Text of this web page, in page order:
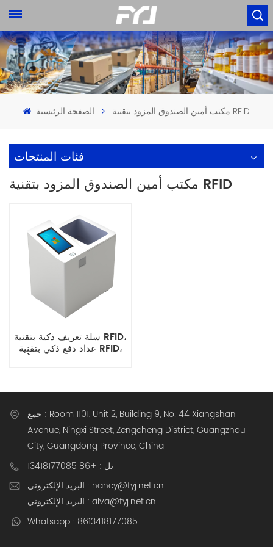
الصفحة الرئيسية مكتب أمين الصندوق المزود بتقنية RFID
فئات المنتجات
مكتب أمين الصندوق المزود بتقنية RFID
سلة تعريف ذكية بتقنية RFID،
عداد دفع ذكي بتقنية RFID،
جمع : Room 1101, Unit 2, Building 9, No. 44 Xiangshan
Avenue, Ningxi Street, Zengcheng District, Guangzhou
City, Guangdong Province, China
تل : +86 13418177085
البريد الإلكتروني : nancy@fyj.net.cn
البريد الإلكتروني : alva@fyj.net.cn
Whatsapp : 8613418177085